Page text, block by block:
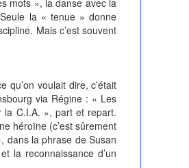
la « tenue » donne
Mais c’est souvent
voulait dire, c’était
via Régine : « Les
la C.I.A. », part et repart.
héroïne (c’est sûrement
dans la phrase de Susan
la reconnaissance d’un